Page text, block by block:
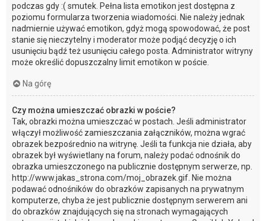
podczas gdy :( smutek. Pełna lista emotikon jest dostępna z
poziomu formularza tworzenia wiadomości. Nie należy jednak
nadmiernie używać emotikon, gdyż mogą spowodować, że post
stanie się nieczytelny i moderator może podjąć decyzję o ich
usunięciu bądź też usunięciu całego posta. Administrator witryny
może określić dopuszczalny limit emotikon w poście.
Na górę
Czy można umieszczać obrazki w poście?
Tak, obrazki można umieszczać w postach. Jeśli administrator
włączył możliwość zamieszczania załączników, można wgrać
obrazek bezpośrednio na witrynę. Jeśli ta funkcja nie działa, aby
obrazek był wyświetlany na forum, należy podać odnośnik do
obrazka umieszczonego na publicznie dostępnym serwerze, np.
http://www.jakas_strona.com/moj_obrazek.gif. Nie można
podawać odnośników do obrazków zapisanych na prywatnym
komputerze, chyba że jest publicznie dostępnym serwerem ani
do obrazków znajdujących się na stronach wymagających